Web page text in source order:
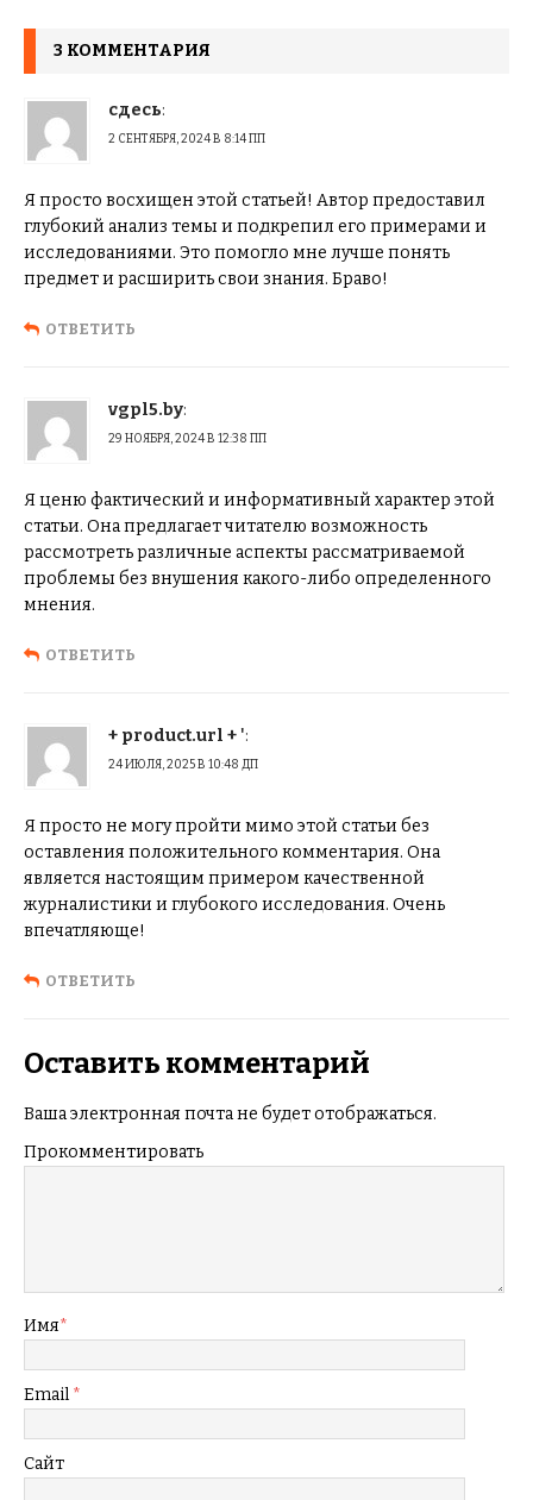
3 КОММЕНТАРИЯ
сдесь:
2 СЕНТЯБРЯ, 2024 В 8:14 ПП
Я просто восхищен этой статьей! Автор предоставил
глубокий анализ темы и подкрепил его примерами и
исследованиями. Это помогло мне лучше понять
предмет и расширить свои знания. Браво!
ОТВЕТИТЬ
vgpl5.by:
29 НОЯБРЯ, 2024 В 12:38 ПП
Я ценю фактический и информативный характер этой
статьи. Она предлагает читателю возможность
рассмотреть различные аспекты рассматриваемой
проблемы без внушения какого-либо определенного
мнения.
ОТВЕТИТЬ
+ product.url + ':
24 ИЮЛЯ, 2025 В 10:48 ДП
Я просто не могу пройти мимо этой статьи без
оставления положительного комментария. Она
является настоящим примером качественной
журналистики и глубокого исследования. Очень
впечатляюще!
ОТВЕТИТЬ
Оставить комментарий
Ваша электронная почта не будет отображаться.
Прокомментировать
Имя*
Email *
Сайт